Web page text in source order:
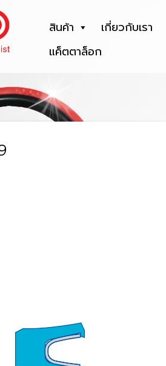
สินค้า เกี่ยวกับเรา
แค็ตตาล็อก